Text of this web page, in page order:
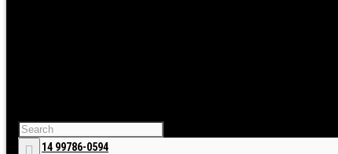
14 99713-4676
14 99786-0594